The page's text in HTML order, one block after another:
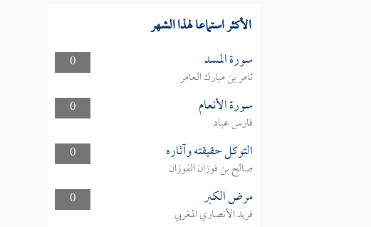
الأكثر استماعا لهذا الشهر
0 سورة المسد
ثامر بن مبارك العامر
0
سورة الأنعام
فارس عباد
0
التوكل حقيقته وآثاره
صالح بن فوزان الفوزان
0
مرض الكبر
فريد الأنصاري المغربي